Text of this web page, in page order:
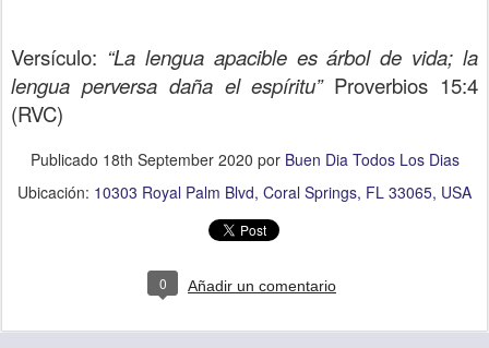
Versículo: “La lengua apacible es árbol de vida; la
lengua perversa daña el espíritu” Proverbios 15:4
(RVC)
Publicado 18th September 2020 por Buen Dia Todos Los Dias
Ubicación: 10303 Royal Palm Blvd, Coral Springs, FL 33065, USA
0 Añadir un comentario